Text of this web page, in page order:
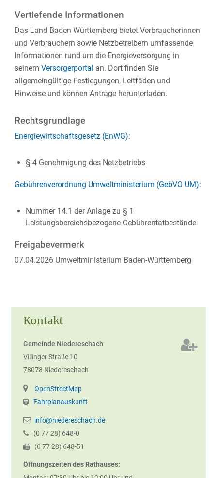
Kontakt
Gemeinde Niedereschach
Villinger Straße 10
78078 Niedereschach
OpenStreetMap
Fahrplanauskunft
info@niedereschach.de
(0 7728) 648-0
(0 7728) 648-51
Öffnungszeiten des Rathauses:
Vertiefende Informationen
Das Land Baden Württemberg bietet Verbraucherinnen
und Verbrauchern sowie Netzbetreibern umfassende
Informationen rund um die Energieversorgung in
seinem Versorgerportal an. Dort finden Sie
allgemeingültige Festlegungen, Leitfäden und
Hinweise und können Anträge herunterladen.
Rechtsgrundlage
Energiewirtschaftsgesetz (EnWG):
§ 4 Genehmigung des Netzbetriebs
Gebührenverordnung Umweltministerium (GebVO UM):
Nummer 14.1 der Anlage zu § 1
Leistungsbereichsbezogene Gebührentatbestände
Freigabevermerk
07.04.2026 Umweltministerium Baden-Württemberg